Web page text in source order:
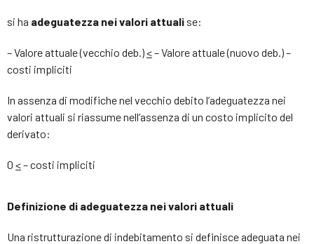
si ha adeguatezza nei valori attuali se:
– Valore attuale (vecchio deb.)<– Valore attuale (nuovo deb.) –
costi impliciti
In assenza di modifiche nel vecchio debito l’adeguatezza nei
valori attuali si riassume nell’assenza di un costo implicito del
derivato:
0 <– costi impliciti
Definizione di adeguatezza nei valori attuali
Una ristrutturazione di indebitamento si definisce adeguata nei